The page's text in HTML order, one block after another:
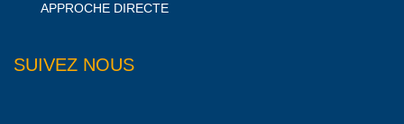
APPROCHE DIRECTE
SUIVEZ NOUS